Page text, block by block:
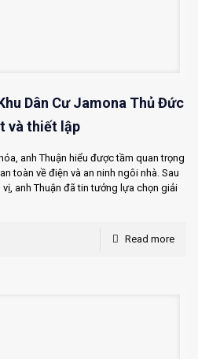
Dân Cư Jamona Thủ Đức
và thiết lập
anh Thuận hiểu được tầm quan trọng
toàn về điện và an ninh ngôi nhà. Sau
anh Thuận đã tin tưởng lựa chọn giải
Read more